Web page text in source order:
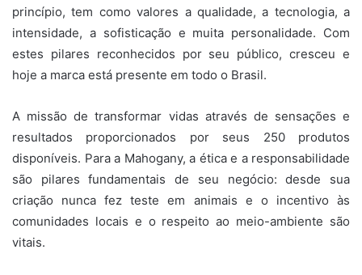
princípio, tem como valores a qualidade, a tecnologia, a
intensidade, a sofisticação e muita personalidade. Com
estes pilares reconhecidos por seu público, cresceu e
hoje a marca está presente em todo o Brasil.
A missão de transformar vidas através de sensações e
resultados proporcionados por seus 250 produtos
disponíveis. Para a Mahogany, a ética e a responsabilidade
são pilares fundamentais de seu negócio: desde sua
criação nunca fez teste em animais e o incentivo às
comunidades locais e o respeito ao meio-ambiente são
vitais.